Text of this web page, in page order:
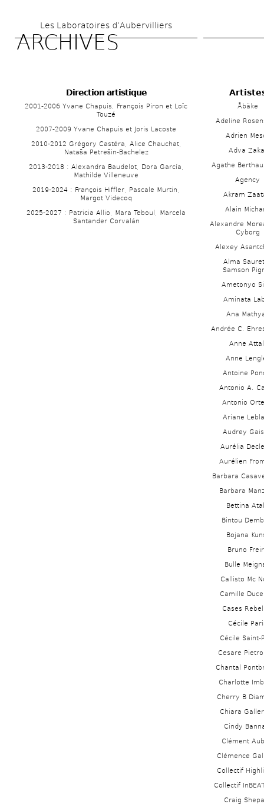
to
main
Les Laboratoires d’Aubervilliers
ARCHIVES
Direction artistique
2001-2006 Yvane Chapuis, François Piron et Loïc
Touzé
2007-2009 Yvane Chapuis et Joris Lacoste
2010-2012 Grégory Castéra, Alice Chauchat,
Nataša Petrešin-Bachelez
2013-2018 : Alexandra Baudelot, Dora García,
Mathilde Villeneuve
2019-2024 : François Hiffler, Pascale Murtin,
Margot Videcoq
2025-2027 : Patricia Allio, Mara Teboul, Marcela
Santander Corvalán
Åbäke
Adeline
Adrien
Adva
Agathe
Agency
Akram
Alain
Alexandre
Cyborg
Alexey
Alma
Samson
Ametonyo
Aminata
Ana
Andrée C.
Anne
Anne
Antoine
Antonio A.
Antonio
Ariane
Audrey
Aurélia
Aurélien
Barbara
Barbara
Bettina
Bintou
Bojana
Bruno
Bulle
Callisto Mc
Camille
Cases
Cécile
Cécile Saint-
Cesare
Chantal
Charlotte
Cherry B
Chiara
Cindy
Clément
Clémence
Collectif
Collectif
Craig